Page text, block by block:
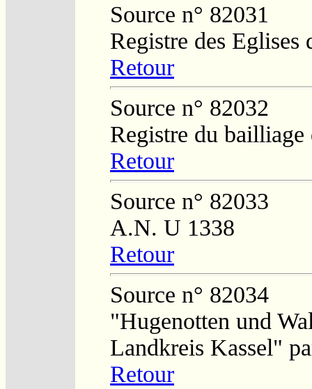
Source n° 82031
Registre des Eglises
Retour
Source n° 82032
Registre du
Retour
Source n° 82033
A.N. U 1338
Retour
Source n° 82034
"Hugenotten und
Landkreis Kassel"
Retour